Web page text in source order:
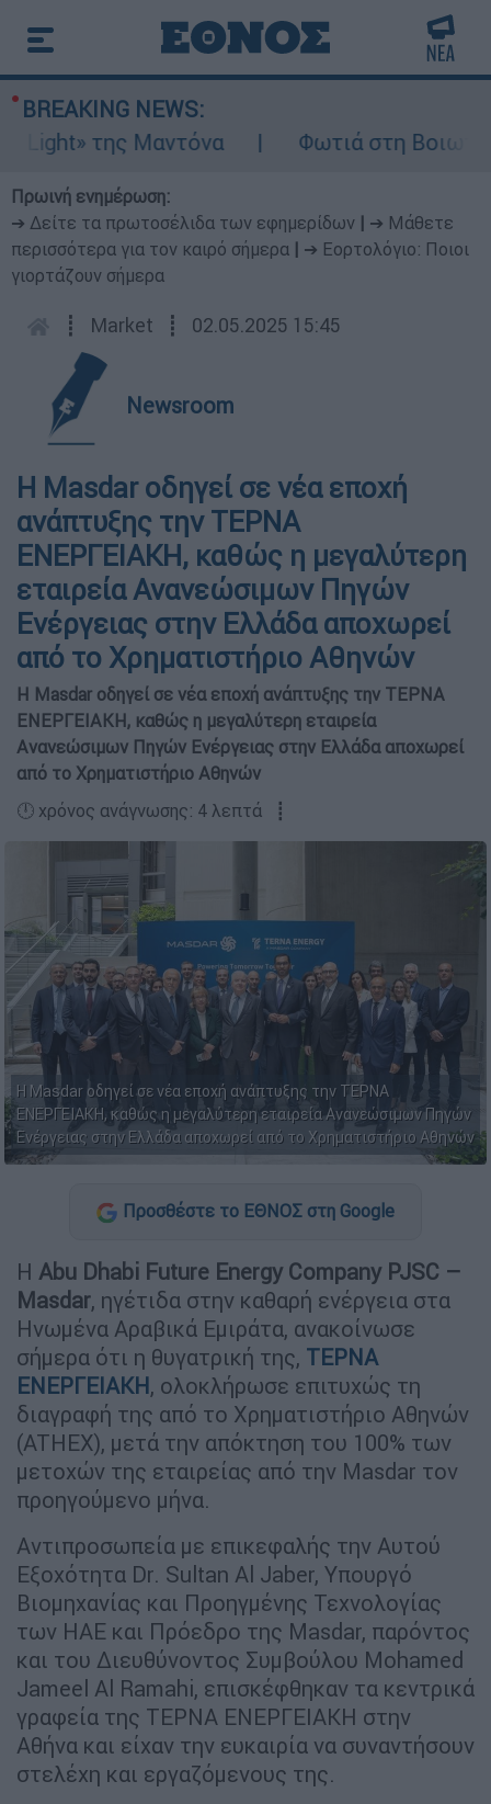
BREAKING NEWS:
της Μαντόνα
Φωτιά στη Βοιωτία:
Πρωινή ενημέρωση:
➔ Δείτε τα πρωτοσέλιδα των εφημερίδων
➔ Μάθετε
περισσότερα για τον καιρό σήμερα
➔ Εορτολόγιο: Ποιοι
γιορτάζουν σήμερα
┋ Market ┋ 02.05.2025 15:45
Newsroom
Η Masdar oδηγεί σε νέα εποχή
ανάπτυξης την TEΡΝΑ
ΕΝΕΡΓΕΙΑΚΗ, καθώς η μεγαλύτερη
εταιρεία Ανανεώσιμων Πηγών
Ενέργειας στην Ελλάδα αποχωρεί
από το Χρηματιστήριο Αθηνών
Η Masdar oδηγεί σε νέα εποχή ανάπτυξης την TEΡΝΑ
ΕΝΕΡΓΕΙΑΚΗ, καθώς η μεγαλύτερη εταιρεία
Ανανεώσιμων Πηγών Ενέργειας στην Ελλάδα αποχωρεί
από το Χρηματιστήριο Αθηνών
🕛 χρόνος ανάγνωσης: 4 λεπτά ┋
Η Masdar oδηγεί σε νέα εποχή ανάπτυξης την TEΡΝΑ
ΕΝΕΡΓΕΙΑΚΗ, καθώς η μεγαλύτερη εταιρεία Ανανεώσιμων Πηγών
Ενέργειας στην Ελλάδα αποχωρεί από το Χρηματιστήριο Αθηνών
Προσθέστε το ΕΘΝΟΣ στη Google
Η Abu Dhabi Future Energy Company PJSC –
Masdar, ηγέτιδα στην καθαρή ενέργεια στα
Ηνωμένα Αραβικά Εμιράτα, ανακοίνωσε
σήμερα ότι η θυγατρική της, ΤΕΡΝΑ
ΕΝΕΡΓΕΙΑΚΗ, ολοκλήρωσε επιτυχώς τη
διαγραφή της από το Χρηματιστήριο Αθηνών
(ATHEX), μετά την απόκτηση του 100% των
μετοχών της εταιρείας από την Μasdar τον
προηγούμενο μήνα.
Αντιπροσωπεία με επικεφαλής την Αυτού
Εξοχότητα Dr. Sultan Al Jaber, Υπουργό
Βιομηχανίας και Προηγμένης Τεχνολογίας
των ΗΑΕ και Πρόεδρο της Masdar, παρόντος
και του Διευθύνοντος Συμβούλου Mohamed
Jameel Al Ramahi, επισκέφθηκαν τα κεντρικά
γραφεία της ΤΕΡΝΑ ΕΝΕΡΓΕΙΑΚΗ στην
Αθήνα και είχαν την ευκαιρία να συναντήσουν
στελέχη και εργαζόμενους της.